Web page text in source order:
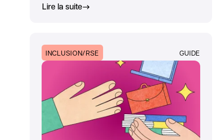
Lire la suite
INCLUSION/RSE GUIDE